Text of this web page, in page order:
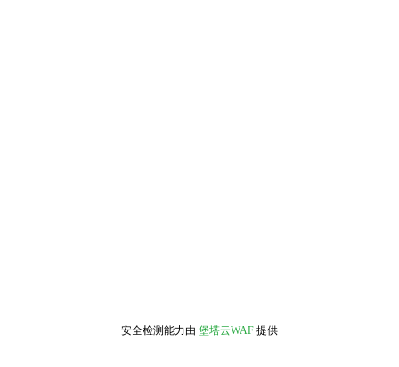
安全检测能力由 堡塔云WAF 提供